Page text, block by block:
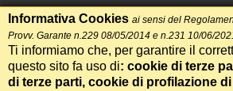
Informativa cookie
RSS feed
RSS Top News
Informativa Cookies ai sensi del
Provv. Garante n.229 08/05/2014 e n.231 10/06/
Ti informiamo che, per garantire il
questo sito fa uso di: cookie di terze
di terze parti, cookie di profilazione